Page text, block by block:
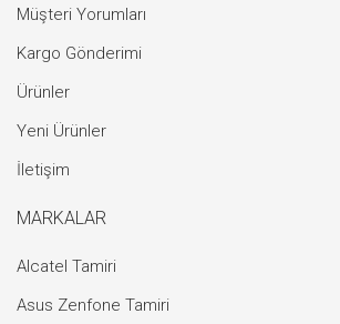
Müşteri Yorumları
Kargo Gönderimi
Ürünler
Yeni Ürünler
İletişim
MARKALAR
Alcatel Tamiri
Asus Zenfone Tamiri